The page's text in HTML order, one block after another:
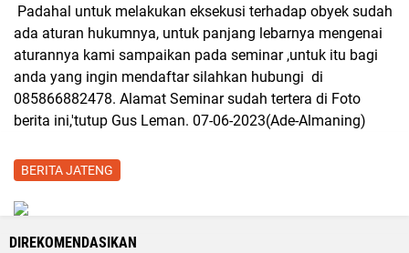
Padahal untuk melakukan eksekusi terhadap obyek sudah
ada aturan hukumnya, untuk panjang lebarnya mengenai
aturannya kami sampaikan pada seminar ,untuk itu bagi
anda yang ingin mendaftar silahkan hubungi di
085866882478. Alamat Seminar sudah tertera di Foto
berita ini,'tutup Gus Leman. 07-06-2023(Ade-Almaning)
BERITA JATENG
DIREKOMENDASIKAN